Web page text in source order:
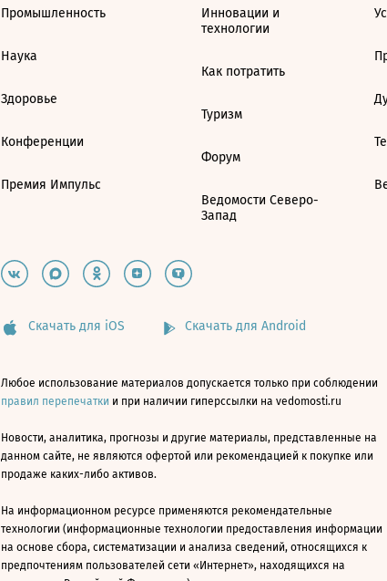
Промышленность
Наука
Здоровье
Конференции
Премия Импульс
Инновации и
технологии
Как потратить
Туризм
Форум
Ведомости Северо-
Запад
Скачать для iOS Скачать для Android
Любое использование материалов допускается только при соблюдении
правил перепечатки и при наличии гиперссылки на vedomosti.ru
Новости, аналитика, прогнозы и другие материалы, представленные на
данном сайте, не являются офертой или рекомендацией к покупке или
продаже каких-либо активов.
На информационном ресурсе применяются рекомендательные
технологии (информационные технологии предоставления информации
на основе сбора, систематизации и анализа сведений, относящихся к
предпочтениям пользователей сети «Интернет», находящихся на